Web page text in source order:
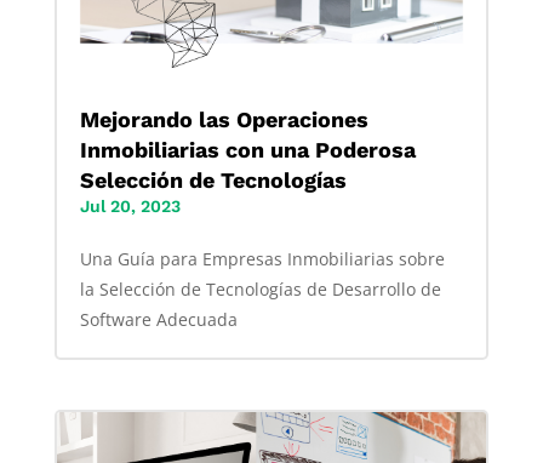
Mejorando las Operaciones
Inmobiliarias con una Poderosa
Selección de Tecnologías
Jul 20, 2023
Una Guía para Empresas Inmobiliarias sobre
la Selección de Tecnologías de Desarrollo de
Software Adecuada